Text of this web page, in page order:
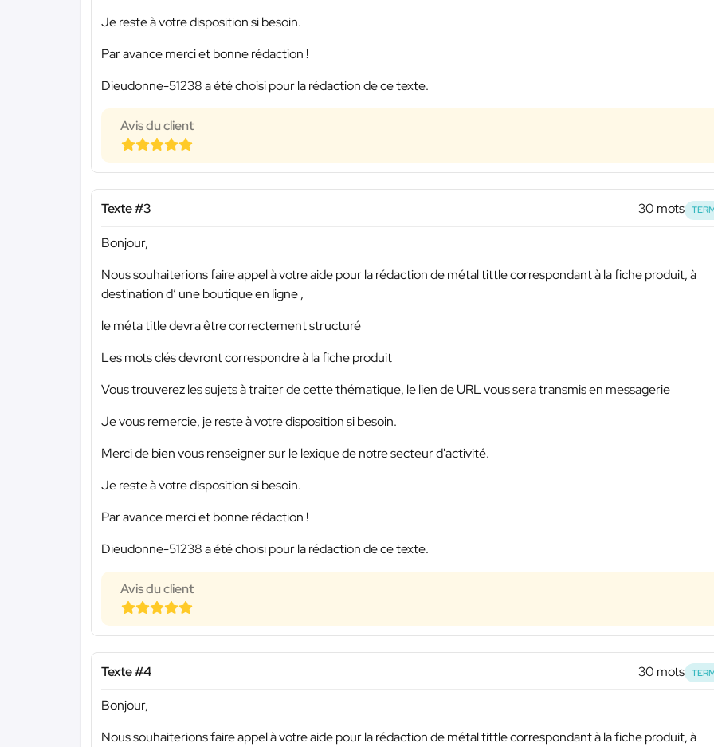
Je reste à votre disposition si besoin.
Par avance merci et bonne rédaction !
Dieudonne-51238 a été choisi pour la rédaction de ce texte.
Avis du client
Texte #3 30 mots
Bonjour,
Nous souhaiterions faire appel à votre aide pour la rédaction de métal tittle correspondant à la fiche produit, à
destination d’ une boutique en ligne ,
le méta title devra être correctement structuré
Les mots clés devront correspondre à la fiche produit
Vous trouverez les sujets à traiter de cette thématique, le lien de URL vous sera transmis en messagerie
Je vous remercie, je reste à votre disposition si besoin.
Merci de bien vous renseigner sur le lexique de notre secteur d'activité.
Je reste à votre disposition si besoin.
Par avance merci et bonne rédaction !
Dieudonne-51238 a été choisi pour la rédaction de ce texte.
Avis du client
Texte #4 30 mots
Bonjour,
Nous souhaiterions faire appel à votre aide pour la rédaction de métal tittle correspondant à la fiche produit, à